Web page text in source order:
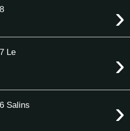
›
Le
›
Salins ›